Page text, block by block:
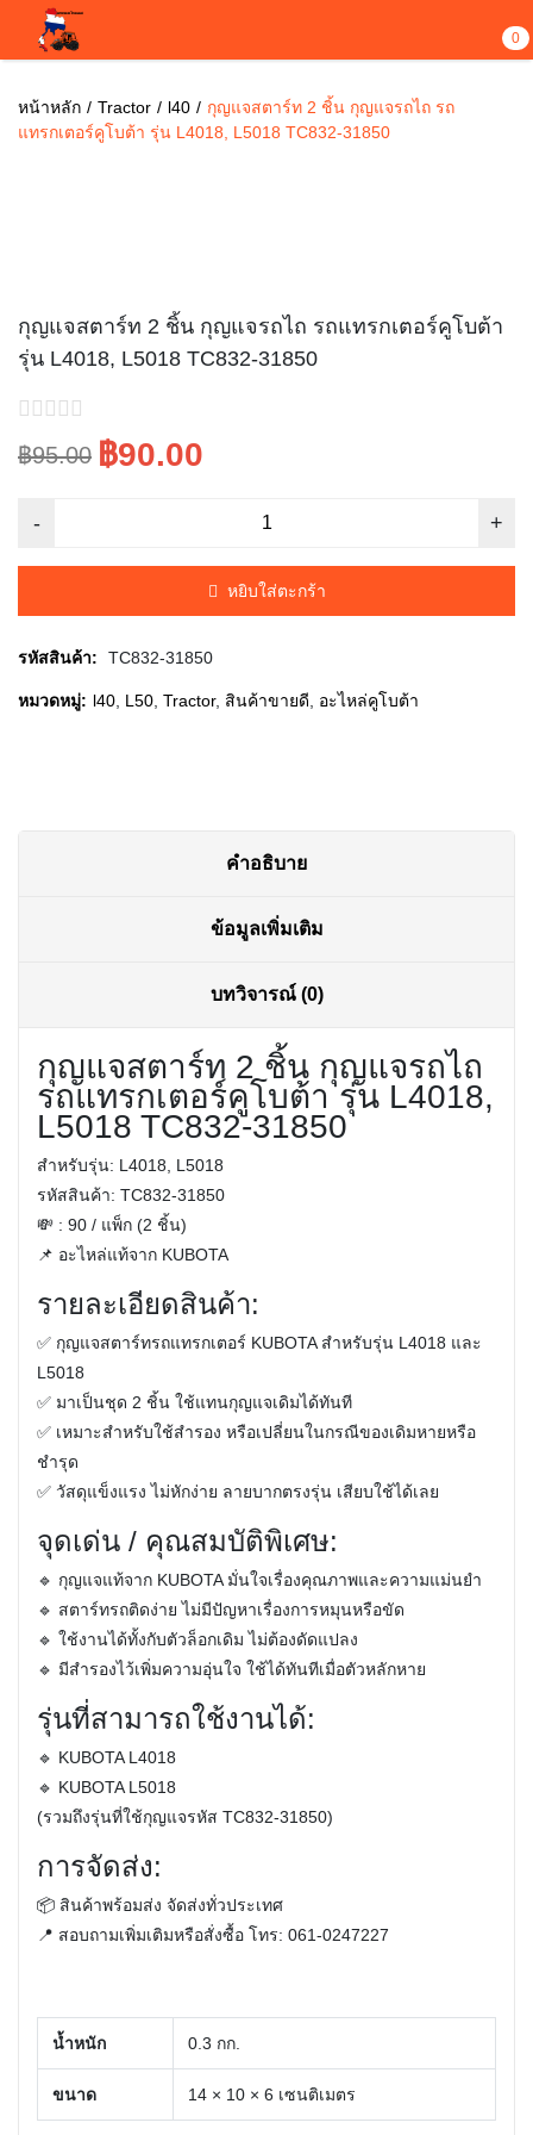
0
หน้าหลัก Tractor l40
กุญแจสตาร์ท 2 ชิ้น กุญแจรถไถ รถ
แทรกเตอร์คูโบต้า รุ่น L4018, L5018 TC832-31850
กุญแจสตาร์ท 2 ชิ้น กุญแจรถไถ รถแทรกเตอร์คูโบต้า
รุ่น L4018, L5018 TC832-31850
฿95.00
Original
price
was:
฿95.00.
฿90.00
Current
price
is:
฿90.00.
หยิบใส่ตะกร้า
รหัสสินค้า: TC832-31850
หมวดหมู่: l40 L50 Tractor, สินค้าขายดี อะไหล่คูโบต้า
คำอธิบาย
ข้อมูลเพิ่มเติม
บทวิจารณ์ (0)
กุญแจสตาร์ท 2 ชิ้น กุญแจรถไถ
รถแทรกเตอร์คูโบต้า รุ่น L4018,
L5018 TC832-31850
สำหรับรุ่น: L4018, L5018
รหัสสินค้า: TC832-31850
💸 : 90 / แพ็ก (2 ชิ้น)
📌 อะไหล่แท้จาก KUBOTA
รายละเอียดสินค้า:
✅ กุญแจสตาร์ทรถแทรกเตอร์ KUBOTA สำหรับรุ่น L4018 และ
L5018
✅ มาเป็นชุด 2 ชิ้น ใช้แทนกุญแจเดิมได้ทันที
✅ เหมาะสำหรับใช้สำรอง หรือเปลี่ยนในกรณีของเดิมหายหรือ
ชำรุด
✅ วัสดุแข็งแรง ไม่หักง่าย ลายบากตรงรุ่น เสียบใช้ได้เลย
จุดเด่น / คุณสมบัติพิเศษ:
🔹 กุญแจแท้จาก KUBOTA มั่นใจเรื่องคุณภาพและความแม่นยำ
🔹 สตาร์ทรถติดง่าย ไม่มีปัญหาเรื่องการหมุนหรือขัด
🔹 ใช้งานได้ทั้งกับตัวล็อกเดิม ไม่ต้องดัดแปลง
🔹 มีสำรองไว้เพิ่มความอุ่นใจ ใช้ได้ทันทีเมื่อตัวหลักหาย
รุ่นที่สามารถใช้งานได้:
🔹 KUBOTA L4018
🔹 KUBOTA L5018
(รวมถึงรุ่นที่ใช้กุญแจรหัส TC832-31850)
การจัดส่ง:
📦 สินค้าพร้อมส่ง จัดส่งทั่วประเทศ
📍 สอบถามเพิ่มเติมหรือสั่งซื้อ โทร: 061-0247227
น้ำหนัก 0.3 กก.
ขนาด 14 × 10 × 6 เซนติเมตร